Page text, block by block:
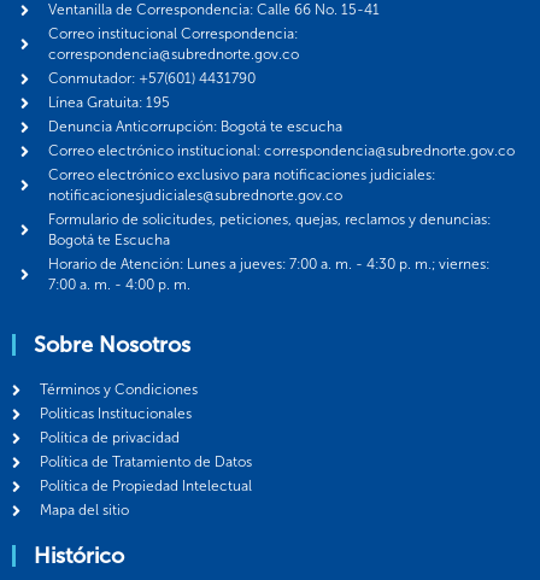
Ventanilla de Correspondencia: Calle 66 No. 15-41
Correo institucional Correspondencia:
correspondencia@subrednorte.gov.co
Conmutador: +57(601) 4431790
Línea Gratuita: 195
Denuncia Anticorrupción: Bogotá te escucha
Correo electrónico institucional: correspondencia@subrednorte.gov.co
Correo electrónico exclusivo para notificaciones judiciales:
notificacionesjudiciales@subrednorte.gov.co
Formulario de solicitudes, peticiones, quejas, reclamos y denuncias:
Bogotá te Escucha
Horario de Atención: Lunes a jueves: 7:00 a. m. - 4:30 p. m.; viernes:
7:00 a. m. - 4:00 p. m.
Sobre Nosotros
Términos y Condiciones
Politicas Institucionales
Política de privacidad
Política de Tratamiento de Datos
Política de Propiedad Intelectual
Mapa del sitio
Histórico